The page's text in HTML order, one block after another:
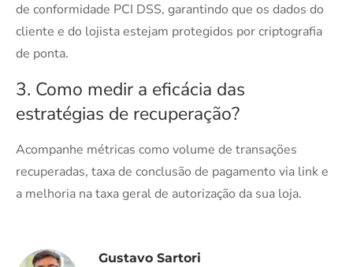
de conformidade PCI DSS, garantindo que os dados do
cliente e do lojista estejam protegidos por criptografia
de ponta.
3. Como medir a eficácia das
estratégias de recuperação?
Acompanhe métricas como volume de transações
recuperadas, taxa de conclusão de pagamento via link e
a melhoria na taxa geral de autorização da sua loja.
Gustavo Sartori